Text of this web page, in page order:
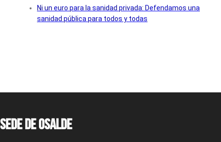
Ni un euro para la sanidad privada: Defendamos una
sanidad pública para todos y todas
Sede de OSALDE